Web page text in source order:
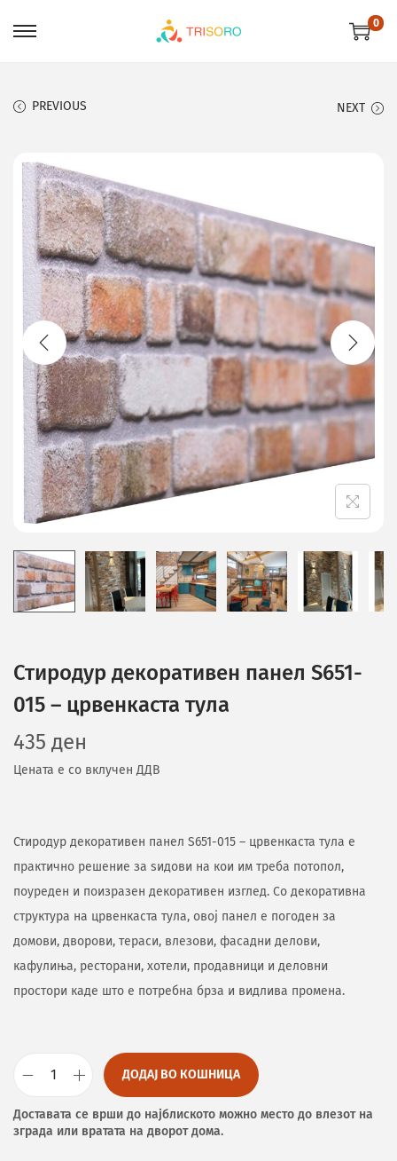
0
PREVIOUS NEXT
Стиродур декоративен панел S651-
015 – црвенкаста тула
435 ден
Цената е со вклучен ДДВ
Стиродур декоративен панел S651-015 – црвенкаста тула е
практично решение за ѕидови на кои им треба потопол,
поуреден и поизразен декоративен изглед. Со декоративна
структура на црвенкаста тула, овој панел е погоден за
домови, дворови, тераси, влезови, фасадни делови,
кафулиња, ресторани, хотели, продавници и деловни
простори каде што е потребна брза и видлива промена.
ДОДАЈ ВО КОШНИЦА
Доставата се врши до најблиското можно место до влезот на
зграда или вратата на дворот дома.